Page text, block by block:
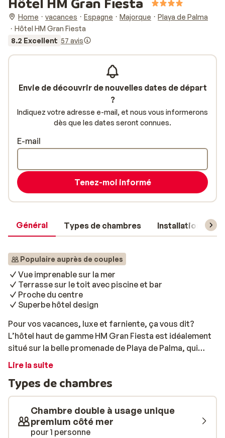
Home vacances Espagne Majorque
Playa de Palma
Hôtel HM Gran Fiesta
8.2 Excellent 57 avis
Général Types de chambres Installations
Populaire auprès de couples
Vue imprenable sur la mer
Terrasse sur le toit avec piscine et bar
Proche du centre
Superbe hôtel design
Pour vos vacances, luxe et farniente, ça vous dit?
L’hôtel haut de gamme HM Gran Fiesta est idéalement
situé sur la belle promenade de Playa de Palma, qui
s’étend jusqu’à El Arenal. Pour aller à la plage, il vous
complexe propose également diverses installations de
loisirs comme une agréable piscine extérieure avec
terrasse sur le toit, d'où vous pourrez admirer une vue
imprenable sur la mer. A vous les longues séances de
farniente! Vous pourrez continuer votre séance de
Lire la suite
Types de chambres
Chambre double à usage unique
premium côté mer
pour 1 personne
Envie de découvrir de nouvelles dates de départ
?
Indiquez votre adresse e-mail, et nous vous informerons
dès que les dates seront connues.
E-mail
Tenez-moi informé